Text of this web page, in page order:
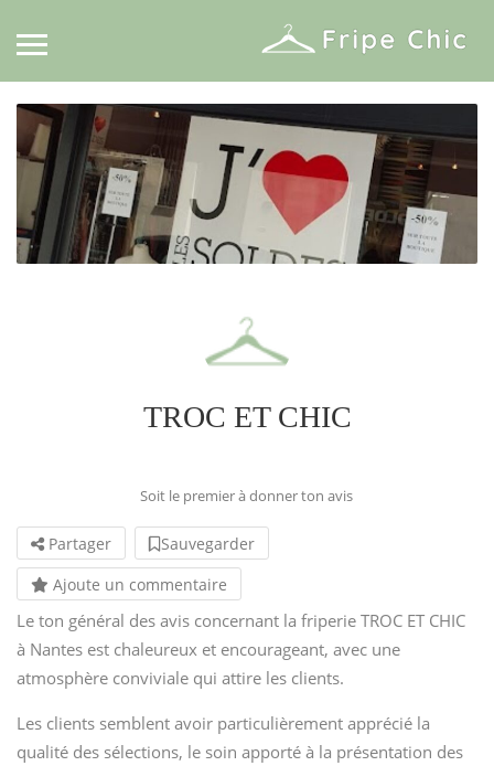
TROC ET CHIC
Soit le premier à donner ton avis
Partager
Sauvegarder
Ajoute un commentaire
Le ton général des avis concernant la friperie TROC ET CHIC
à Nantes est chaleureux et encourageant, avec une
atmosphère conviviale qui attire les clients.
Les clients semblent avoir particulièrement apprécié la
qualité des sélections, le soin apporté à la présentation des